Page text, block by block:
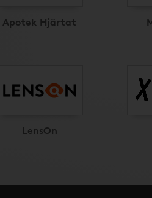
Apotek Hjärtat
LensOn